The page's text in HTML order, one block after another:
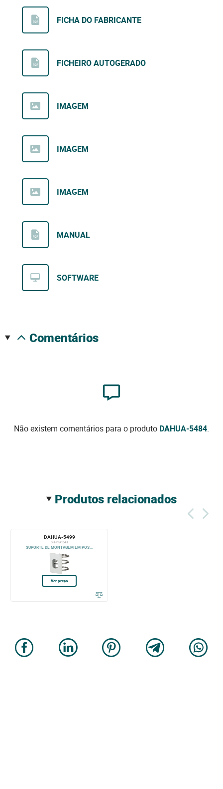
FICHA DO FABRICANTE
FICHEIRO AUTOGERADO
IMAGEM
IMAGEM
IMAGEM
MANUAL
SOFTWARE
comentários
Não existem comentários para o produto DAHUA-5484.
produtos relacionados
DAHUA-5499
DH-PFA154H
SUPORTE DE MONTAGEM EM POS...
Ver preço